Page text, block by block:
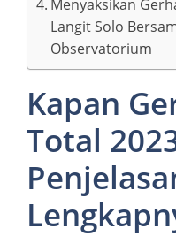
Menyaksikan
Langit Solo
Observatorium
Kapan
Total